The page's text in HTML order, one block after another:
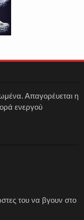
Απαγορέυεται η
ενεργού
του να βγουν στο